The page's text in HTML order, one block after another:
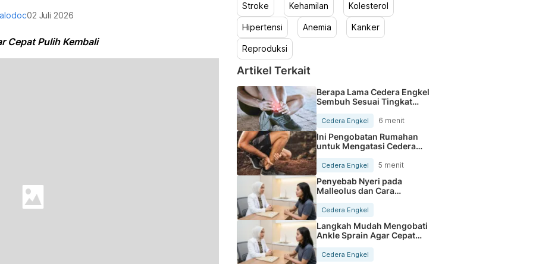
02 Juli 2026
Cepat Pulih Kembali
Stroke Kehamilan Kolesterol
Hipertensi Anemia Kanker
Reproduksi
Artikel Terkait
Berapa Lama Cedera Engkel
Sembuh Sesuai Tingkat
Keparahan
Cedera Engkel 6 menit
Ini Pengobatan Rumahan
untuk Mengatasi Cedera
Engkel
Cedera Engkel 5 menit
Penyebab Nyeri pada
Malleolus dan Cara
Cedera Engkel
Langkah Mudah Mengobati
Ankle Sprain Agar Cepat
Cedera Engkel